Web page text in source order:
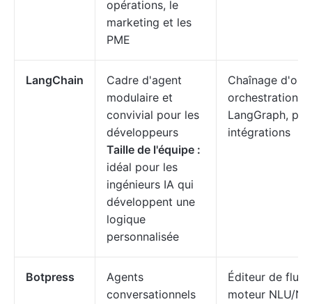
opérations, le
marketing et les
PME
LangChain
Cadre d'agent
modulaire et
convivial pour les
développeurs
Taille de l'équipe :
idéal pour les
ingénieurs IA qui
développent une
logique
personnalisée
Chaînage
orchestration
LangGraph,
intégrations
Botpress
Agents
conversationnels
Éditeur de flux
moteur NLU/